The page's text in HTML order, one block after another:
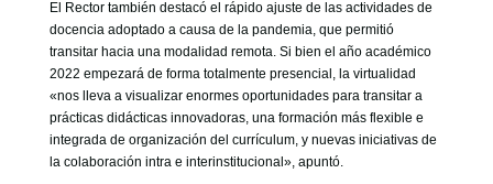
El Rector también destacó el rápido ajuste de las actividades de
docencia adoptado a causa de la pandemia, que permitió
transitar hacia una modalidad remota. Si bien el año académico
2022 empezará de forma totalmente presencial, la virtualidad
«nos lleva a visualizar enormes oportunidades para transitar a
prácticas didácticas innovadoras, una formación más flexible e
integrada de organización del currículum, y nuevas iniciativas de
la colaboración intra e interinstitucional», apuntó.